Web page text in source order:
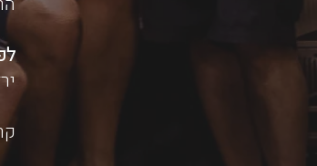
ירדן ​054-